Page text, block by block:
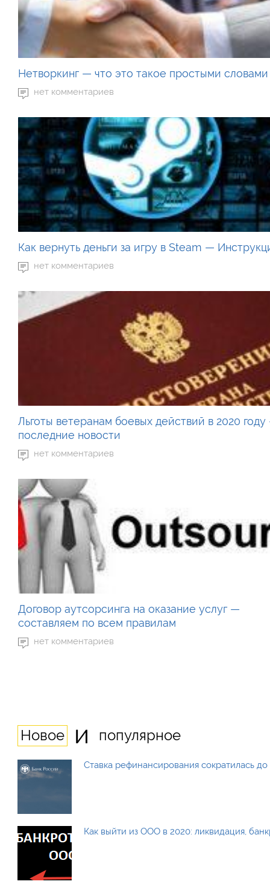
Нетворкинг — что это такое простыми словами
нет комментариев
Как вернуть деньги за игру в Steam —
нет комментариев
Льготы ветеранам боевых действий в 2020
последние новости
нет комментариев
Договор аутсорсинга на оказание услуг —
составляем по всем правилам
нет комментариев
Новое и популярное
Ставка рефинансирования сократилась
Как выйти из ООО в 2020: ликвидация,